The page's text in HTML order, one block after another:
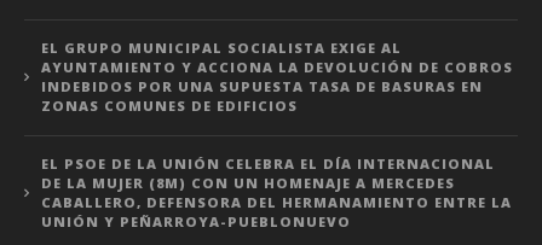
EL GRUPO MUNICIPAL SOCIALISTA EXIGE AL
AYUNTAMIENTO Y ACCIONA LA DEVOLUCIÓN DE COBROS
INDEBIDOS POR UNA SUPUESTA TASA DE BASURAS EN
ZONAS COMUNES DE EDIFICIOS
EL PSOE DE LA UNIÓN CELEBRA EL DÍA INTERNACIONAL
DE LA MUJER (8M) CON UN HOMENAJE A MERCEDES
CABALLERO, DEFENSORA DEL HERMANAMIENTO ENTRE LA
UNIÓN Y PEÑARROYA-PUEBLONUEVO